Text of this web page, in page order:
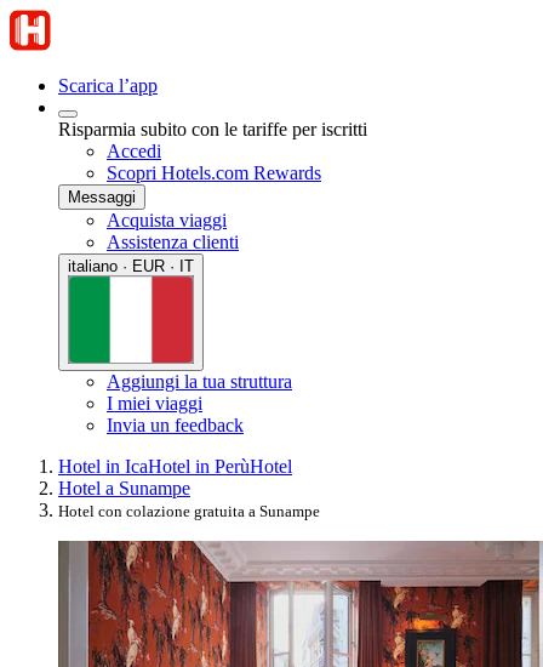
Scarica l’app
Risparmia subito con le tariffe per iscritti
Accedi
Scopri Hotels.com Rewards
Messaggi
Acquista viaggi
Assistenza clienti
italiano · EUR · IT
Aggiungi la tua struttura
I miei viaggi
Invia un feedback
Hotel in IcaHotel in PerùHotel
Hotel a Sunampe
Hotel con colazione gratuita a Sunampe